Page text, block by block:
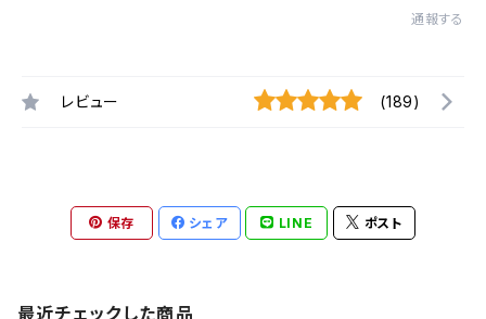
通報する
レビュー (189)
保存 シェア LINE ポスト
最近チェックした商品